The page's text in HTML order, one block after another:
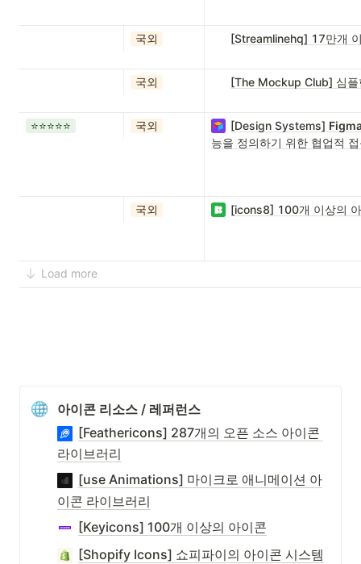
국외 [Streamlinehq] 17만개
국외 [The Mockup Club] 심플
⭐️⭐️⭐️⭐️⭐️ 국외 [Design Systems]
능을 정의하기 위한 협업적
국외 [icons8] 100개 이상의
Load more
아이콘 리소스 / 레퍼런스
[Feathericons] 287개의 오픈 소스 아이콘
라이브러리
[use Animations] 마이크로 애니메이션 아
이콘 라이브러리
[Keyicons] 100개 이상의 아이콘
[Shopify Icons] 쇼피파이의 아이콘 시스템